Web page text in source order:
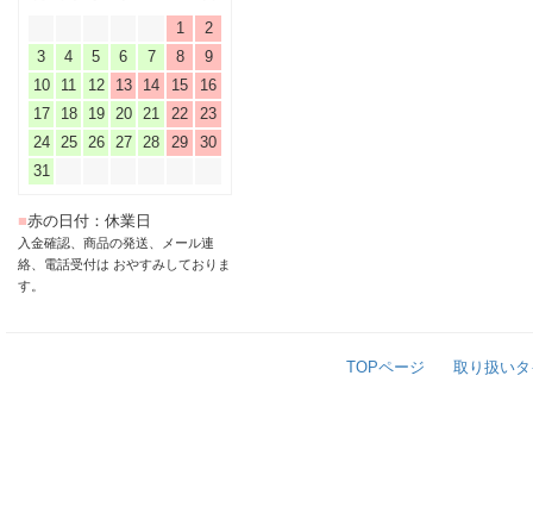
1
2
3
4 5 6 7 8
9
10
11 12 13 14 15
16
17
18 19 20 21 22
23
24
25 26 27 28 29
30
31
■赤の日付：休業日
入金確認、商品の発送、メール連
絡、電話受付は おやすみしておりま
す。
TOPページ 取り扱い